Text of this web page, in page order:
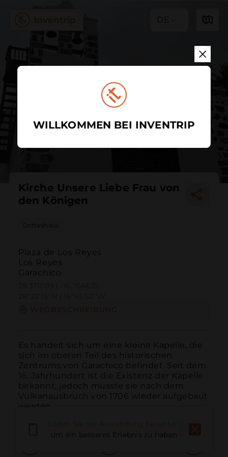
DE
Kirche Unsere Liebe Frau von
den Königen
Gotteshaus
Plaza de Los Reyes
Los Reyes
Garachico
Es handelt sich um eine kleine Kapelle, die
sich im oberen Teil des historischen
Zentrums von Garachico befindet. Seit dem
16. Jahrhundert ist die Existenz der Kapelle
bekannt, jedoch musste sie nach dem
Vulkanausbruch von 1706 wieder aufgebaut
werden.
um ein besseres Erlebnis zu haben
WILLKOMMEN BEI INVENTRIP